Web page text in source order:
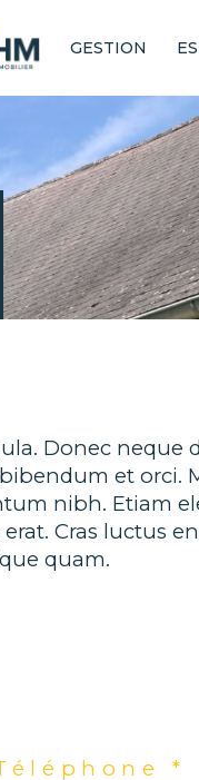
terrains
GESTION
BUDGET
Donec
et orci.
nibh. Etiam
Cras luctus
quam.
*